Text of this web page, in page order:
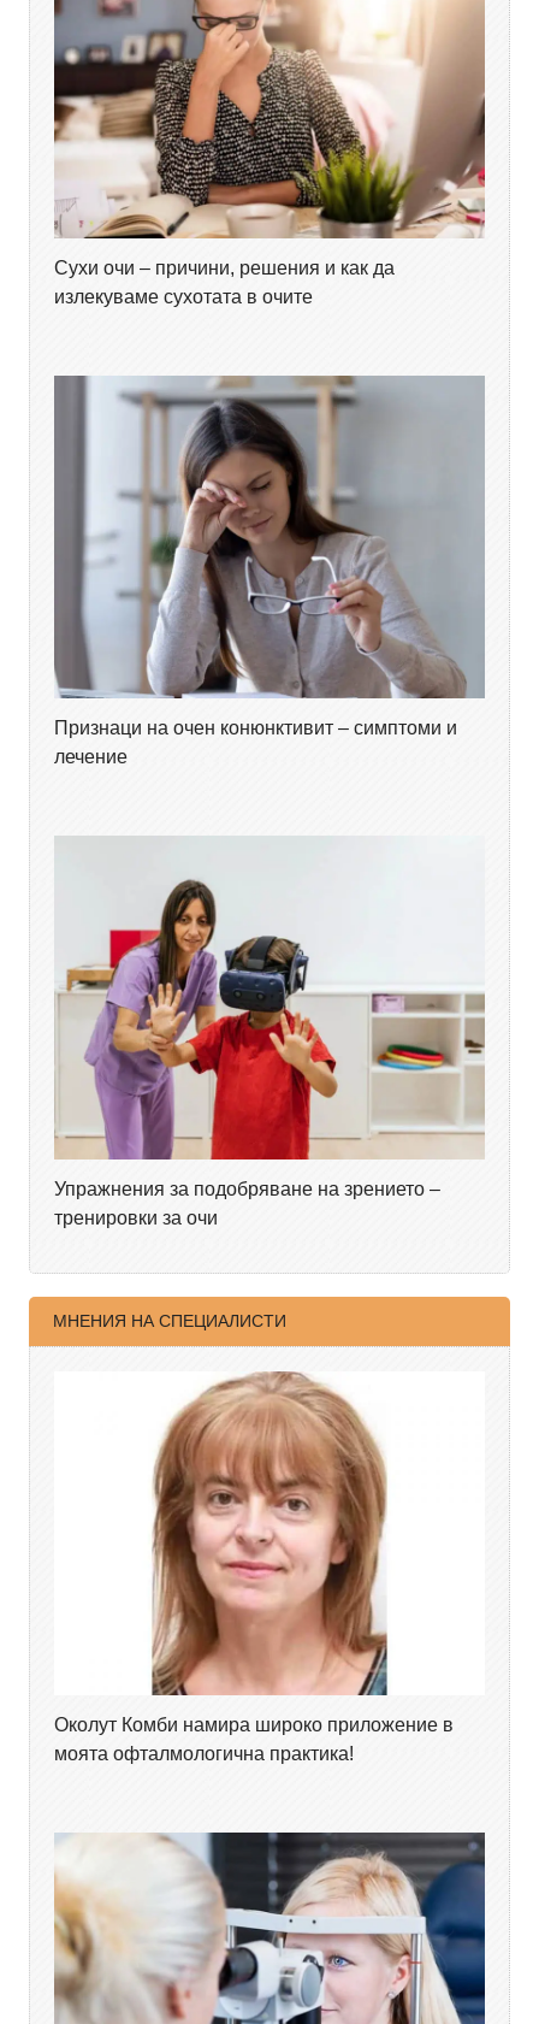
Сухи очи – причини, решения и как да
излекуваме сухотата в очите
Признаци на очен конюнктивит – симптоми и
лечение
Упражнения за подобряване на зрението –
тренировки за очи
МНЕНИЯ НА СПЕЦИАЛИСТИ
Околут Комби намира широко приложение в
моята офталмологична практика!